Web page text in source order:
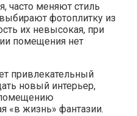
часто меняют стиль
фотоплитку из
их невысокая, при
помещения нет
привлекательный
новый интерьер,
«в жизнь» фантазии.